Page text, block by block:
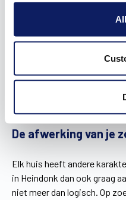
De afwerking van je
Elk huis heeft andere
in Heindonk dan ook graag
niet meer dan logisch. Op